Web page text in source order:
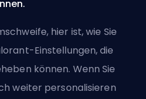
hier ist, wie Sie
Einstellungen, die
können. Wenn Sie
weiter personalisieren